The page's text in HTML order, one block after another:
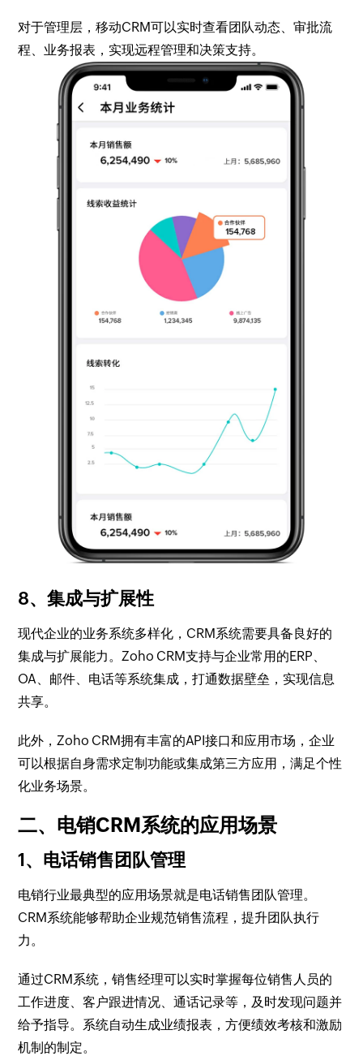
对于管理层，移动CRM可以实时查看团队动态、审批流
程、业务报表，实现远程管理和决策支持。
8、集成与扩展性
现代企业的业务系统多样化，CRM系统需要具备良好的
集成与扩展能力。Zoho CRM支持与企业常用的ERP、
OA、邮件、电话等系统集成，打通数据壁垒，实现信息
共享。
此外，Zoho CRM拥有丰富的API接口和应用市场，企业
可以根据自身需求定制功能或集成第三方应用，满足个性
化业务场景。
二、电销CRM系统的应用场景
1、电话销售团队管理
电销行业最典型的应用场景就是电话销售团队管理。
CRM系统能够帮助企业规范销售流程，提升团队执行
力。
通过CRM系统，销售经理可以实时掌握每位销售人员的
工作进度、客户跟进情况、通话记录等，及时发现问题并
给予指导。系统自动生成业绩报表，方便绩效考核和激励
机制的制定。